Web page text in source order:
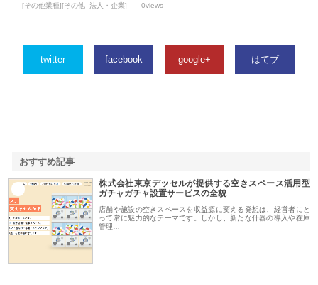
[その他業種][その他_法人・企業] 0views
twitter facebook google+ はてブ
おすすめ記事
株式会社東京デッセルが提供する空きスペース活用型
ガチャガチャ設置サービスの全貌
店舗や施設の空きスペースを収益源に変える発想は、経営者にと
って常に魅力的なテーマです。しかし、新たな什器の導入や在庫
管理…